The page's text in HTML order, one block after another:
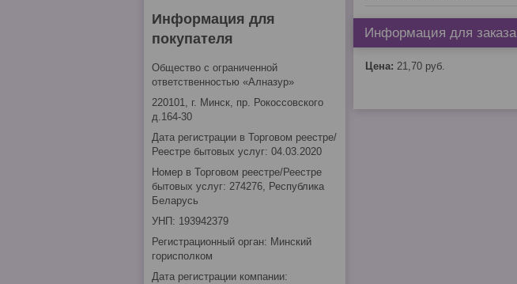
Информация для заказа
Цена: 21,70 руб.
Информация для
покупателя
Общество с ограниченной
ответственностью «Алназур»
220101, г. Минск, пр. Рокоссовского
д.164-30
Дата регистрации в Торговом реестре/
Реестре бытовых услуг: 04.03.2020
Номер в Торговом реестре/Реестре
бытовых услуг: 274276, Республика
Беларусь
УНП: 193942379
Регистрационный орган: Минский
горисполком
Дата регистрации компании: